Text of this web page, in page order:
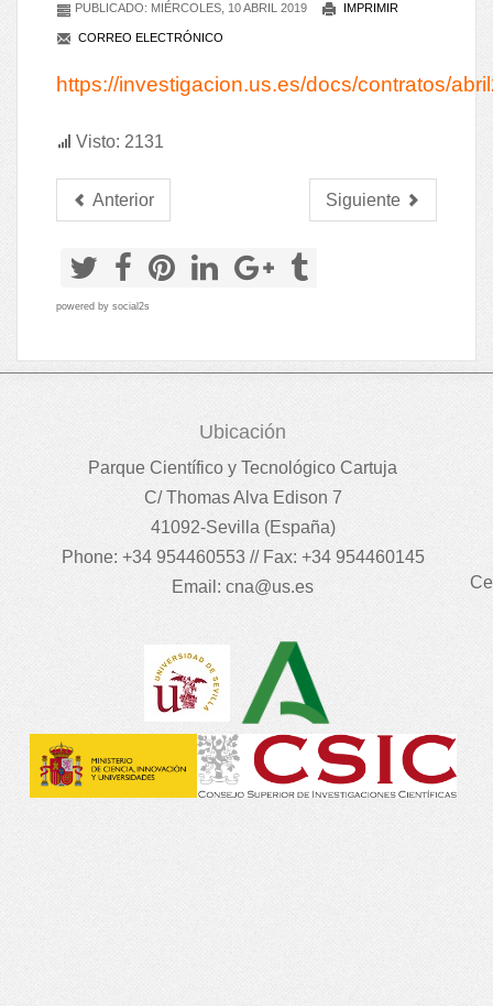
PUBLICADO: MIÉRCOLES, 10 ABRIL 2019 IMPRIMIR
CORREO ELECTRÓNICO
https://investigacion.us.es/docs/contratos/
Visto: 2131
Anterior Siguiente
powered by social2s
Ubicación
Parque Científico y Tecnológico Cartuja
C/ Thomas Alva Edison 7
41092-Sevilla (España)
Phone: +34 954460553 // Fax: +34 954460145
Email: cna@us.es